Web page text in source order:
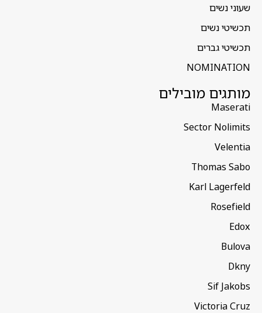
שעוני נשים
תכשיטי נשים
תכשיטי גברים
NOMINATION
מותגים מובילים
Maserati
Sector Nolimits
Velentia
Thomas Sabo
Karl Lagerfeld
Rosefield
Edox
Bulova
Dkny
Sif Jakobs
Victoria Cruz